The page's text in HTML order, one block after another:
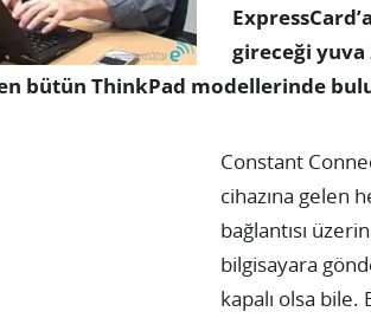
gireceği yuva
bütün ThinkPad modellerinde
Constant
cihazına gelen
bağlantısı
bilgisayara
kapalı olsa bile.